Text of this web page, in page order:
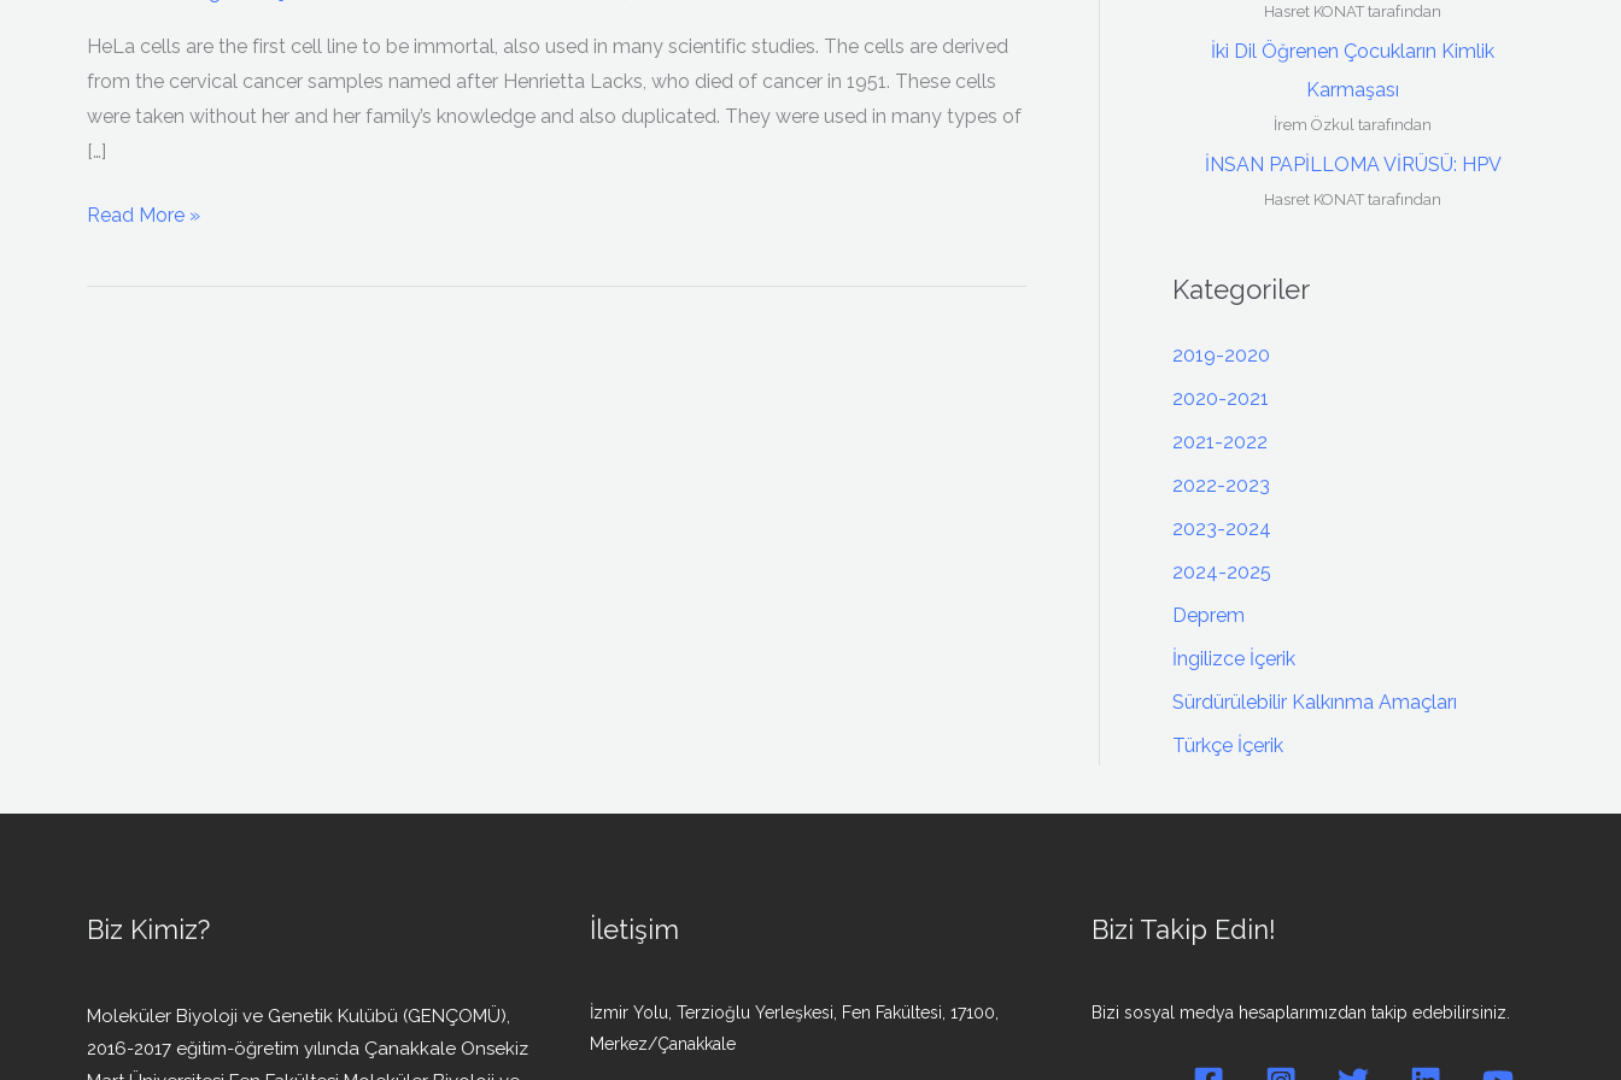
HeLa cells are the first cell line to be immortal, also used in many scientific studies. The cells are derived
from the cervical cancer samples named after Henrietta Lacks, who died of cancer in 1951. These cells
were taken without her and her family’s knowledge and also duplicated. They were used in many types of
[…]
Cells
Read More »
Hasret KONAT tarafından
İki Dil Öğrenen Çocukların Kimlik
Karmaşası
İrem Özkul tarafından
İNSAN PAPİLLOMA VİRÜSÜ: HPV
Hasret KONAT tarafından
Kategoriler
2019-2020
2020-2021
2021-2022
2022-2023
2023-2024
2024-2025
Deprem
İngilizce İçerik
Sürdürülebilir Kalkınma Amaçları
Türkçe İçerik
Biz Kimiz?
Moleküler Biyoloji ve Genetik Kulübü (GENÇOMÜ),
2016-2017 eğitim-öğretim yılında Çanakkale Onsekiz
İletişim
İzmir Yolu, Terzioğlu Yerleşkesi, Fen Fakültesi, 17100,
Merkez/Çanakkale
Bizi Takip Edin!
Bizi sosyal medya hesaplarımızdan takip edebilirsiniz.